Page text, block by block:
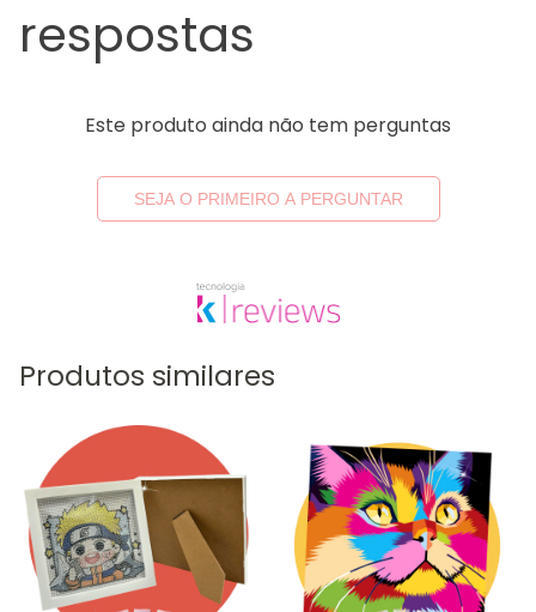
respostas
Este produto ainda não tem perguntas
SEJA O PRIMEIRO A PERGUNTAR
Produtos similares